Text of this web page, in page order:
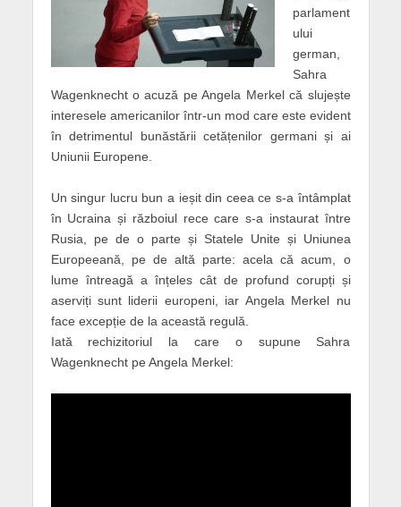
parlament
ului
german,
Sahra
Wagenknecht o acuză pe Angela Merkel că slujește
interesele americanilor într-un mod care este evident
în detrimentul bunăstării cetățenilor germani și ai
Uniunii Europene.
Un singur lucru bun a ieșit din ceea ce s-a întâmplat
în Ucraina și războiul rece care s-a instaurat între
Rusia, pe de o parte și Statele Unite și Uniunea
Europeeană, pe de altă parte: acela că acum, o
lume întreagă a înțeles cât de profund corupți și
aserviți sunt liderii europeni, iar Angela Merkel nu
face excepție de la această regulă.
Iată rechizitoriul la care o supune Sahra
Wagenknecht pe Angela Merkel: